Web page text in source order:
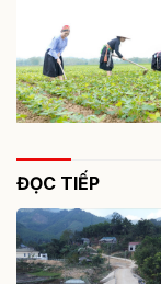
ĐỌC TIẾP